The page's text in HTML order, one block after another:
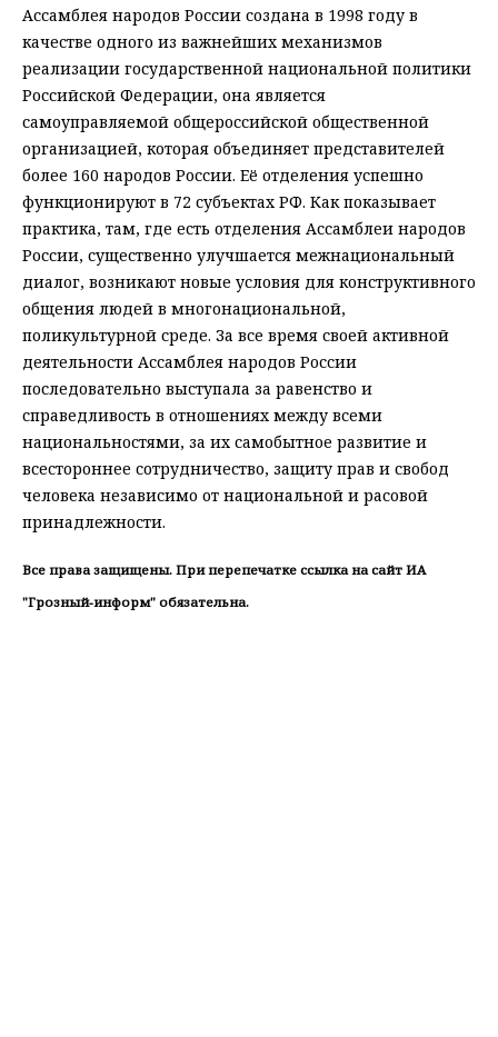
Ассамблея народов России создана в 1998 году в
качестве одного из важнейших механизмов
реализации государственной национальной политики
Российской Федерации, она является
самоуправляемой общероссийской общественной
организацией, которая объединяет представителей
более 160 народов России. Её отделения успешно
функционируют в 72 субъектах РФ. Как показывает
практика, там, где есть отделения Ассамблеи народов
России, существенно улучшается межнациональный
диалог, возникают новые условия для конструктивного
общения людей в многонациональной,
поликультурной среде. За все время своей активной
деятельности Ассамблея народов России
последовательно выступала за равенство и
справедливость в отношениях между всеми
национальностями, за их самобытное развитие и
всестороннее сотрудничество, защиту прав и свобод
человека независимо от национальной и расовой
принадлежности.
Все права защищены. При перепечатке ссылка на сайт ИА
"Грозный-информ" обязательна.